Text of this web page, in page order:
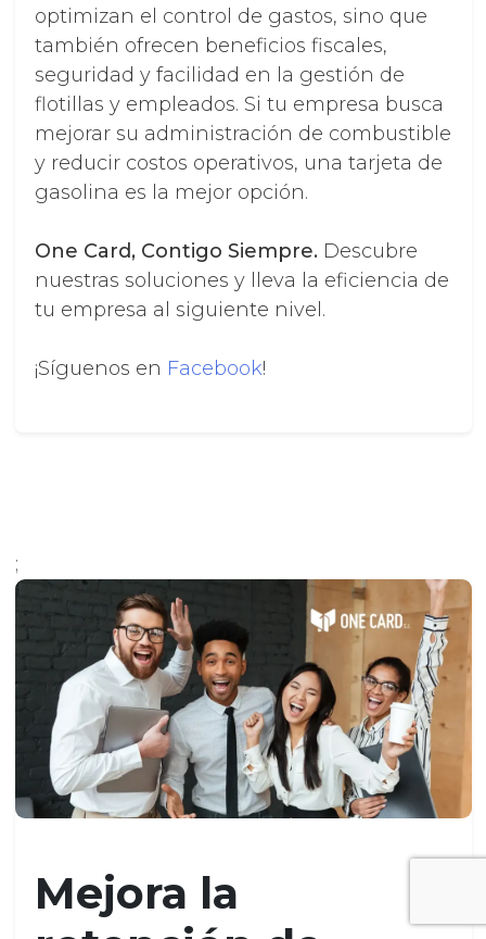
optimizan el control de gastos, sino que
también ofrecen beneficios fiscales,
seguridad y facilidad en la gestión de
flotillas y empleados. Si tu empresa busca
mejorar su administración de combustible
y reducir costos operativos, una tarjeta de
gasolina es la mejor opción.
One Card, Contigo Siempre.Descubre
nuestras soluciones y lleva la eficiencia de
tu empresa al siguiente nivel.
¡Síguenos en Facebook!
;
Mejora la